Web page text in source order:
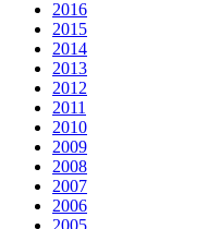
2016
2015
2014
2013
2012
2011
2010
2009
2008
2007
2006